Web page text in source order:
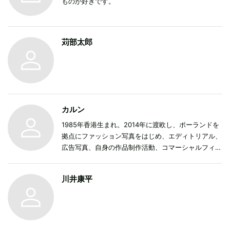
苅部太郎
カルン
1985年香港生まれ。2014年に渡欧し、ポーランドを
拠点にファッション写真をはじめ、エディトリアル、
広告写真、自身の作品制作活動、コマーシャルフィル
川井康平